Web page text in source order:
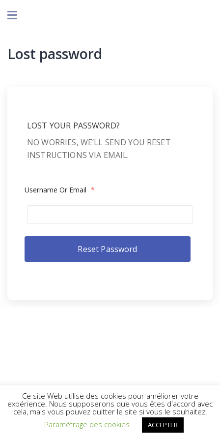
Lost password
LOST YOUR PASSWORD?
NO WORRIES, WE’LL SEND YOU RESET
INSTRUCTIONS VIA EMAIL.
Username Or Email *
Ce site Web utilise des cookies pour améliorer votre
expérience. Nous supposerons que vous êtes d'accord avec
cela, mais vous pouvez quitter le site si vous le souhaitez.
Paramétrage des cookies
ACCEPTER